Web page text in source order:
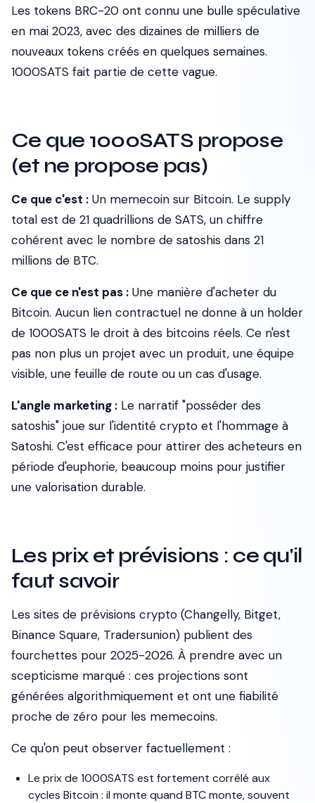
Les tokens BRC-20 ont connu une bulle spéculative
en mai 2023, avec des dizaines de milliers de
nouveaux tokens créés en quelques semaines.
1000SATS fait partie de cette vague.
Ce que 1000SATS propose
(et ne propose pas)
Ce que c'est : Un memecoin sur Bitcoin. Le supply
total est de 21 quadrillions de SATS, un chiffre
cohérent avec le nombre de satoshis dans 21
millions de BTC.
Ce que ce n'est pas : Une manière d'acheter du
Bitcoin. Aucun lien contractuel ne donne à un holder
de 1000SATS le droit à des bitcoins réels. Ce n'est
pas non plus un projet avec un produit, une équipe
visible, une feuille de route ou un cas d'usage.
L'angle marketing : Le narratif "posséder des
satoshis" joue sur l'identité crypto et l'hommage à
Satoshi. C'est efficace pour attirer des acheteurs en
période d'euphorie, beaucoup moins pour justifier
une valorisation durable.
Les prix et prévisions : ce qu'il
faut savoir
Les sites de prévisions crypto (Changelly, Bitget,
Binance Square, Tradersunion) publient des
fourchettes pour 2025-2026. À prendre avec un
scepticisme marqué : ces projections sont
générées algorithmiquement et ont une fiabilité
proche de zéro pour les memecoins.
Ce qu'on peut observer factuellement :
Le prix de 1000SATS est fortement corrélé aux
cycles Bitcoin : il monte quand BTC monte, souvent